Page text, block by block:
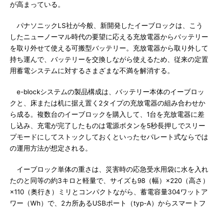
が高まっている。
パナソニックLS社が今般、新開発したイーブロックは、こう
したニューノーマル時代の要望に応える充放電器からバッテリー
を取り外せて使える可搬型バッテリー。充放電器から取り外して
持ち運んで、バッテリーを交換しながら使えるため、従来の定置
用蓄電システムに対するさまざまな不満を解消する。
e-blockシステムの製品構成は、バッテリー本体のイーブロッ
クと、床または机に据え置く2タイプの充放電器の組み合わせか
ら成る。複数台のイーブロックを購入して、1台を充放電器に差
し込み、充電が完了したものは電源ボタンを5秒長押しでスリー
プモードにしてストックしておくといったセパレート式ならでは
の運用方法が想定される。
イーブロック単体の重さは、災害時の応急受水用袋に水を入れ
たのと同等の約3キロと軽量で、サイズも98（幅）×220（高さ）
×110（奥行き）ミリとコンパクトながら、蓄電容量304ワットア
ワー（Wh）で、2カ所あるUSBポート（typ-A）からスマートフ